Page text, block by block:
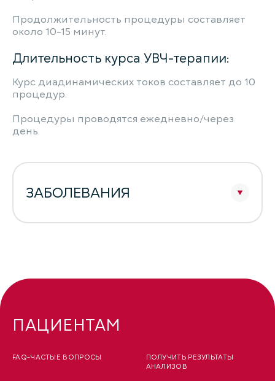
Продолжительность процедуры составляет
около 10-15 минут.
Длительность курса УВЧ-терапии:
Курс диадинамических токов составляет до 10
процедур.
Процедуры проводятся ежедневно/через
день.
ЗАБОЛЕВАНИЯ
ПАЦИЕНТАМ
FAQ-ЧАСТЫЕ ВОПРОСЫ
ПОЛУЧИТЬ РЕЗУЛЬТАТЫ
АНАЛИЗОВ